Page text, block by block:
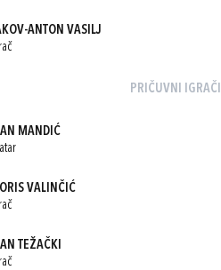
ANTON VASILJ
PRIČUVNI IGRAČI
MANDIĆ
VALINČIĆ
TEŽAČKI